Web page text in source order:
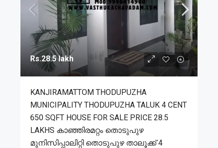
Rs.28.5 lakh
KANJIRAMATTOM THODUPUZHA
MUNICIPALITY THODUPUZHA TALUK 4 CENT
650 SQFT HOUSE FOR SALE PRICE 28.5
LAKHS കാഞ്ഞിരമറ്റം തൊടുപുഴ
മുനിസിപ്പാലിറ്റി തൊടുപുഴ താലൂക്ക് 4